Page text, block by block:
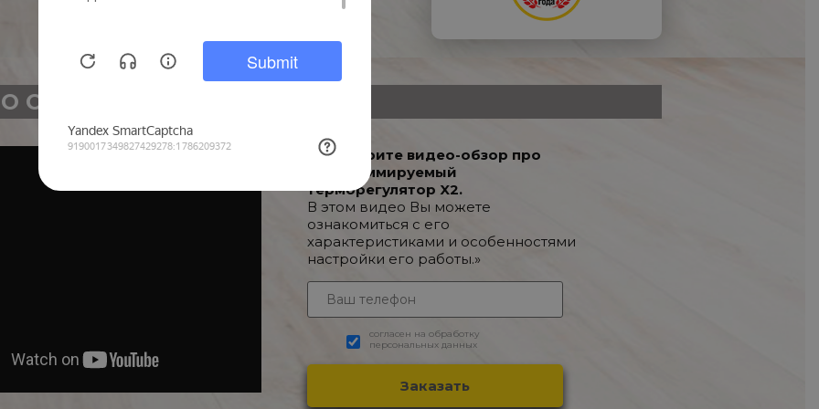
О ТОВАРЕ
Посмотрите видео-обзор про
Программируемый
терморегулятор X2.
В этом видео Вы можете
ознакомиться с его
характеристиками и особенностями
настройки его работы.»
согласен на обработку
персональных данных